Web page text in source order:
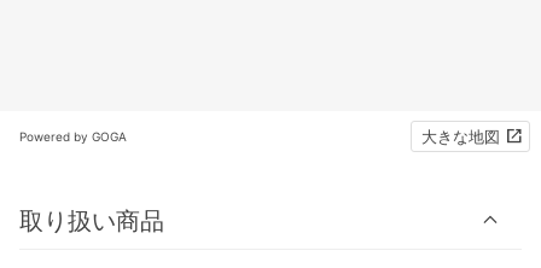
Powered by GOGA 大きな地図
取り扱い商品